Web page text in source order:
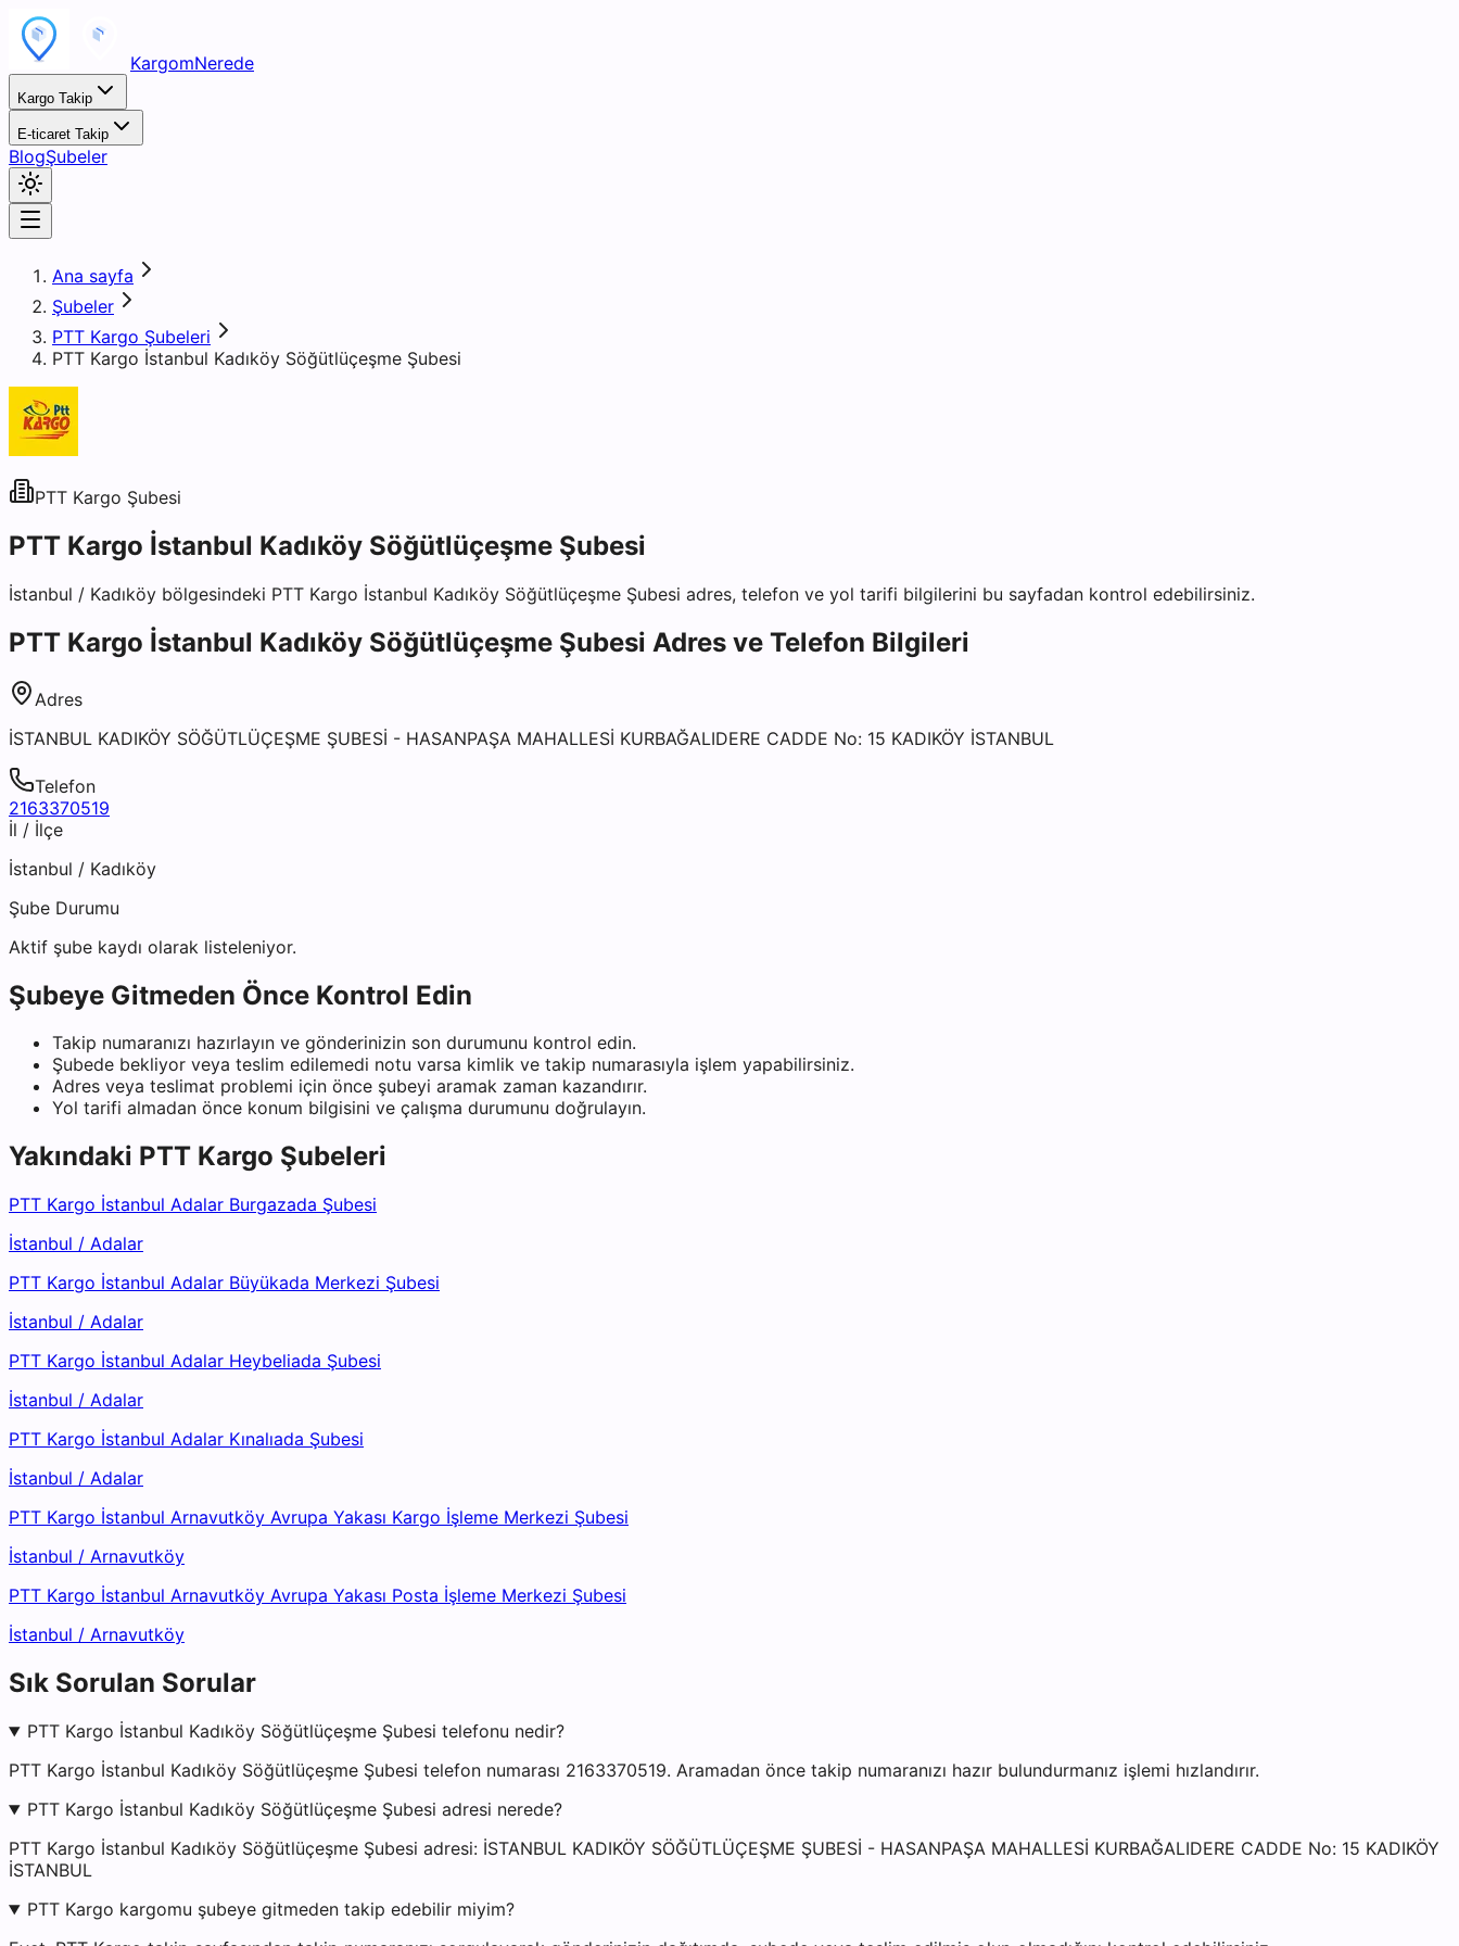
KargomNerede
Kargo Takip
E-ticaret Takip
BlogŞubeler
Ana sayfa
Şubeler
PTT Kargo Şubeleri
PTT Kargo İstanbul Kadıköy Söğütlüçeşme Şubesi
PTT Kargo Şubesi
PTT Kargo İstanbul Kadıköy Söğütlüçeşme Şubesi
İstanbul / Kadıköy bölgesindeki PTT Kargo İstanbul Kadıköy Söğütlüçeşme Şubesi adres, telefon ve yol tarifi bilgilerini bu sayfadan kontrol edebilirsiniz.
PTT Kargo İstanbul Kadıköy Söğütlüçeşme Şubesi Adres ve Telefon Bilgileri
Adres
İSTANBUL KADIKÖY SÖĞÜTLÜÇEŞME ŞUBESİ - HASANPAŞA MAHALLESİ KURBAĞALIDERE CADDE No: 15 KADIKÖY İSTANBUL
Telefon
2163370519
İl / İlçe
İstanbul / Kadıköy
Şube Durumu
Aktif şube kaydı olarak listeleniyor.
Şubeye Gitmeden Önce Kontrol Edin
Takip numaranızı hazırlayın ve gönderinizin son durumunu kontrol edin.
Şubede bekliyor veya teslim edilemedi notu varsa kimlik ve takip numarasıyla işlem yapabilirsiniz.
Adres veya teslimat problemi için önce şubeyi aramak zaman kazandırır.
Yol tarifi almadan önce konum bilgisini ve çalışma durumunu doğrulayın.
Yakındaki PTT Kargo Şubeleri
PTT Kargo İstanbul Adalar Burgazada Şubesi
İstanbul / Adalar
PTT Kargo İstanbul Adalar Büyükada Merkezi Şubesi
İstanbul / Adalar
PTT Kargo İstanbul Adalar Heybeliada Şubesi
İstanbul / Adalar
PTT Kargo İstanbul Adalar Kınalıada Şubesi
İstanbul / Adalar
PTT Kargo İstanbul Arnavutköy Avrupa Yakası Kargo İşleme Merkezi Şubesi
İstanbul / Arnavutköy
PTT Kargo İstanbul Arnavutköy Avrupa Yakası Posta İşleme Merkezi Şubesi
İstanbul / Arnavutköy
Sık Sorulan Sorular
PTT Kargo İstanbul Kadıköy Söğütlüçeşme Şubesi telefonu nedir?
PTT Kargo İstanbul Kadıköy Söğütlüçeşme Şubesi telefon numarası 2163370519. Aramadan önce takip numaranızı hazır bulundurmanız işlemi hızlandırır.
PTT Kargo İstanbul Kadıköy Söğütlüçeşme Şubesi adresi nerede?
PTT Kargo İstanbul Kadıköy Söğütlüçeşme Şubesi adresi: İSTANBUL KADIKÖY SÖĞÜTLÜÇEŞME ŞUBESİ - HASANPAŞA MAHALLESİ KURBAĞALIDERE CADDE No: 15 KADIKÖY
İSTANBUL
PTT Kargo kargomu şubeye gitmeden takip edebilir miyim?